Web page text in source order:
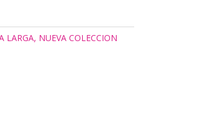
LARGA, NUEVA COLECCION